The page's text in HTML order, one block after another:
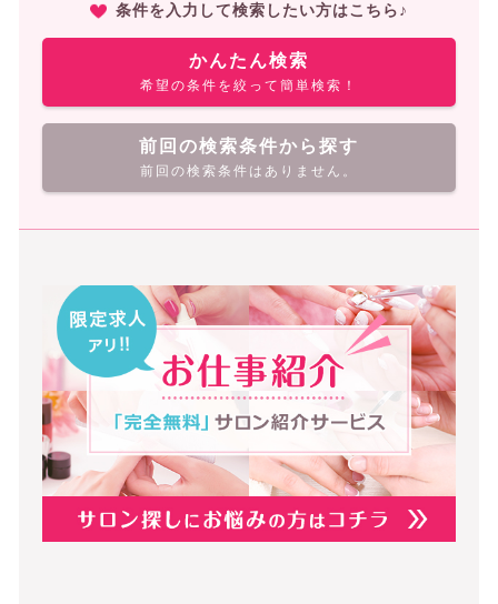
条件を入力して検索したい方はこちら♪
かんたん検索
希望の条件を絞って簡単検索！
前回の検索条件から探す
前回の検索条件はありません。